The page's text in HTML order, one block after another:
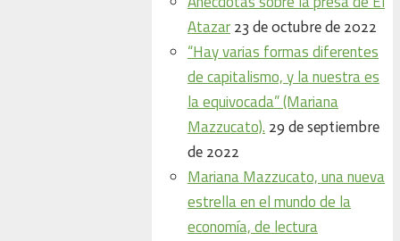
Atazar 23 de octubre de 2022
“Hay varias formas diferentes
de capitalismo, y la nuestra es
la equivocada” (Mariana
Mazzucato). 29 de septiembre
de 2022
Mariana Mazzucato, una nueva
estrella en el mundo de la
economía, de lectura